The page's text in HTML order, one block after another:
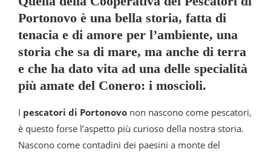
Portonovo è una bella storia, fatta di
tenacia e di amore per l’ambiente, una
storia che sa di mare, ma anche di terra
e che ha dato vita ad una delle specialità
più amate del Conero: i moscioli.
I pescatori di Portonovo non nascono come pescatori,
è questo forse l’aspetto più curioso della nostra storia.
Nascono come contadini dei paesini a monte del